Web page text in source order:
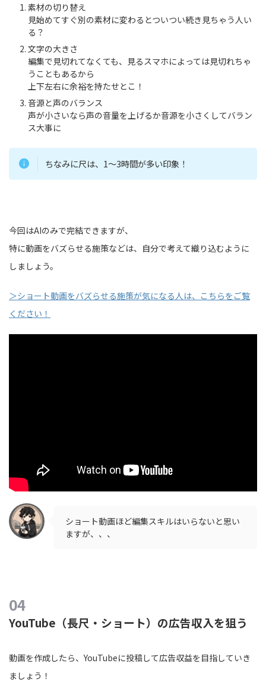
素材の切り替え
見始めてすぐ別の素材に変わるとついつい続き見ちゃう人い
る？
文字の大きさ
編集で見切れてなくても、見るスマホによっては見切れちゃ
うこともあるから
上下左右に余裕を持たせとこ！
音源と声のバランス
声が小さいなら声の音量を上げるか音源を小さくしてバラン
ス大事に
ちなみに尺は、1〜3時間が多い印象！
今回はAIのみで完結できますが、
特に動画をバズらせる施策などは、自分で考えて織り込むように
しましょう。
＞ショート動画をバズらせる施策が気になる人は、こちらをご覧
ください！
ショート動画ほど編集スキルはいらないと思い
ますが、、、
YouTube（長尺・ショート）の広告収入を狙う
動画を作成したら、YouTubeに投稿して広告収益を目指していき
ましょう！